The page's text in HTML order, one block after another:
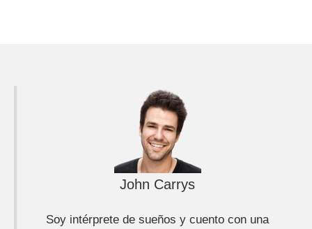
John Carrys
Soy intérprete de sueños y cuento con una